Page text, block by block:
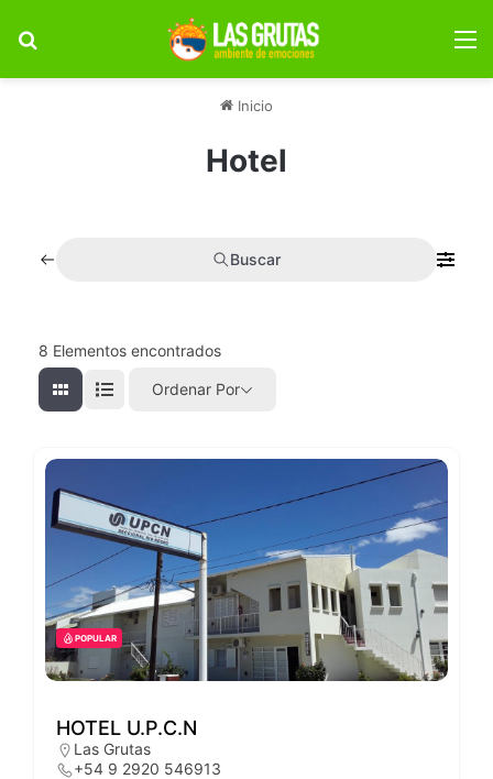
Inicio
Hotel
Buscar
8 Elementos encontrados
Ordenar Por
POPULAR
HOTEL U.P.C.N
Las Grutas
+54 9 2920 546913